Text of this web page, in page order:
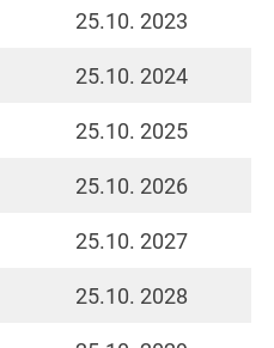
25.10. 2023
25.10. 2024
25.10. 2025
25.10. 2026
25.10. 2027
25.10. 2028